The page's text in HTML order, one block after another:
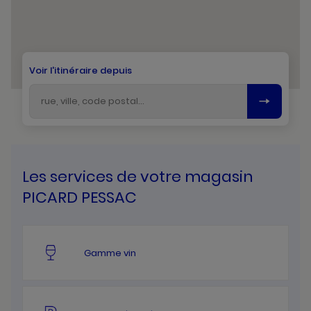
Voir l'itinéraire depuis
Les services de votre magasin
PICARD PESSAC
Gamme vin